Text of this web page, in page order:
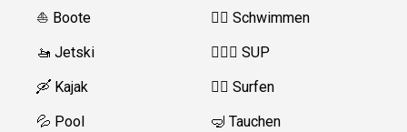
⛵️ Boote
🚤 Jetski
🛶 Kajak
💦 Pool
🏊‍♂️ Schwimmen
🏄‍♀️🛶 SUP
🏄‍♂️ Surfen
🤿 Tauchen